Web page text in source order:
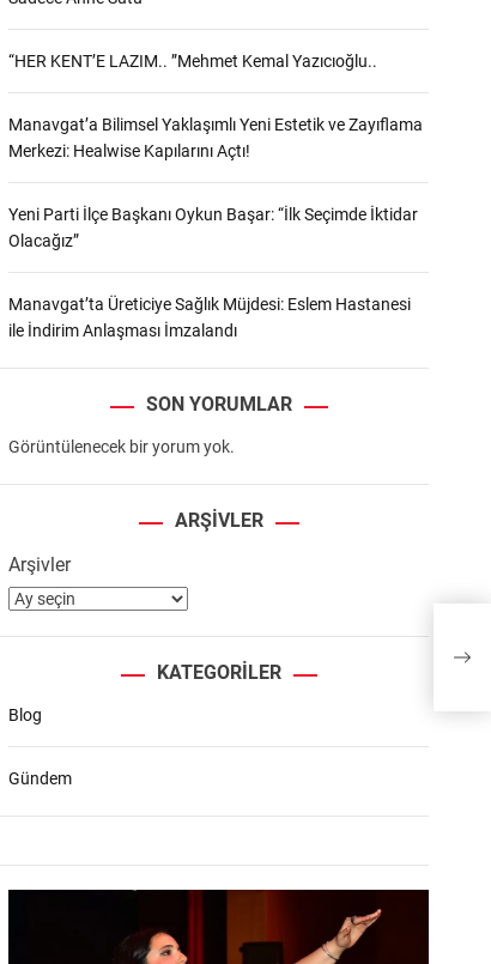
“HER KENT’E LAZIM.. ”Mehmet Kemal Yazıcıoğlu..
Manavgat’a Bilimsel Yaklaşımlı Yeni Estetik ve Zayıflama
Merkezi: Healwise Kapılarını Açtı!
Yeni Parti İlçe Başkanı Oykun Başar: “İlk Seçimde İktidar
Olacağız”
Manavgat’ta Üreticiye Sağlık Müjdesi: Eslem Hastanesi
ile İndirim Anlaşması İmzalandı
SON YORUMLAR
Görüntülenecek bir yorum yok.
ARŞIVLER
Arşivler
KATEGORILER
Blog
Gündem